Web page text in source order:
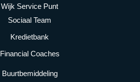
Wijk Service Punt
Sociaal Team
Kredietbank
Financial Coaches
Buurtbemiddeling